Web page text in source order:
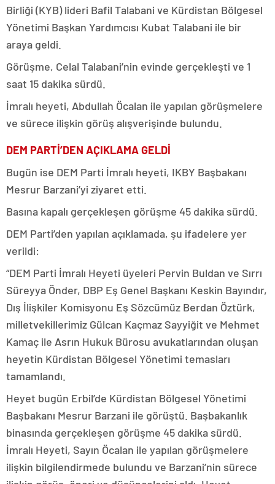
Birliği (KYB) lideri Bafil Talabani ve Kürdistan Bölgesel
Yönetimi Başkan Yardımcısı Kubat Talabani ile bir
araya geldi.
Görüşme, Celal Talabani’nin evinde gerçekleşti ve 1
saat 15 dakika sürdü.
İmralı heyeti, Abdullah Öcalan ile yapılan görüşmelere
ve sürece ilişkin görüş alışverişinde bulundu.
DEM PARTİ’DEN AÇIKLAMA GELDİ
Bugün ise DEM Parti İmralı heyeti, IKBY Başbakanı
Mesrur Barzani’yi ziyaret etti.
Basına kapalı gerçekleşen görüşme 45 dakika sürdü.
DEM Parti’den yapılan açıklamada, şu ifadelere yer
verildi:
“DEM Parti İmralı Heyeti üyeleri Pervin Buldan ve Sırrı
Süreyya Önder, DBP Eş Genel Başkanı Keskin Bayındır,
Dış İlişkiler Komisyonu Eş Sözcümüz Berdan Öztürk,
milletvekillerimiz Gülcan Kaçmaz Sayyiğit ve Mehmet
Kamaç ile Asrın Hukuk Bürosu avukatlarından oluşan
heyetin Kürdistan Bölgesel Yönetimi temasları
tamamlandı.
Heyet bugün Erbil’de Kürdistan Bölgesel Yönetimi
Başbakanı Mesrur Barzani ile görüştü. Başbakanlık
binasında gerçekleşen görüşme 45 dakika sürdü.
İmralı Heyeti, Sayın Öcalan ile yapılan görüşmelere
ilişkin bilgilendirmede bulundu ve Barzani’nin sürece